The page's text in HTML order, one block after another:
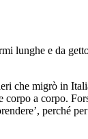
lunghe e da
che migrò in
a corpo.
perché